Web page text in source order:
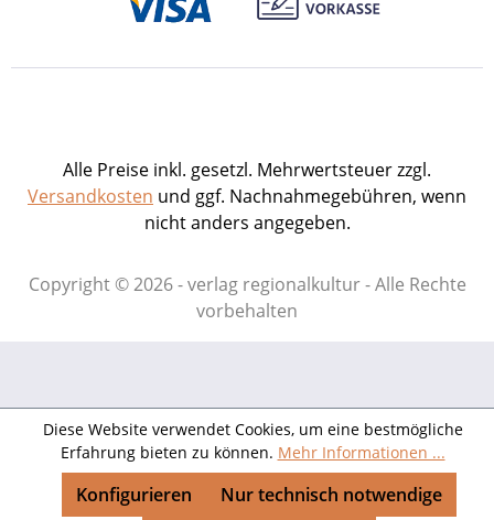
Alle Preise inkl. gesetzl. Mehrwertsteuer zzgl.
Versandkosten und ggf. Nachnahmegebühren, wenn
nicht anders angegeben.
Copyright © 2026 - verlag regionalkultur - Alle Rechte
vorbehalten
Diese Website verwendet Cookies, um eine bestmögliche
Erfahrung bieten zu können. Mehr Informationen ...
Nur technisch notwendige
Konfigurieren